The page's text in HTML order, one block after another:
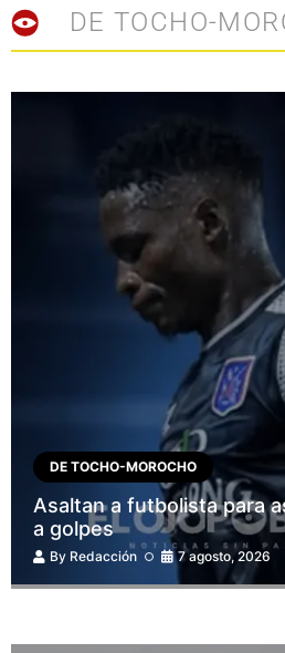
DE TOCHO-
DE TOCHO-MOROCHO
Asaltan a futbolista para
a golpes
By Redacción 7 agosto, 2026